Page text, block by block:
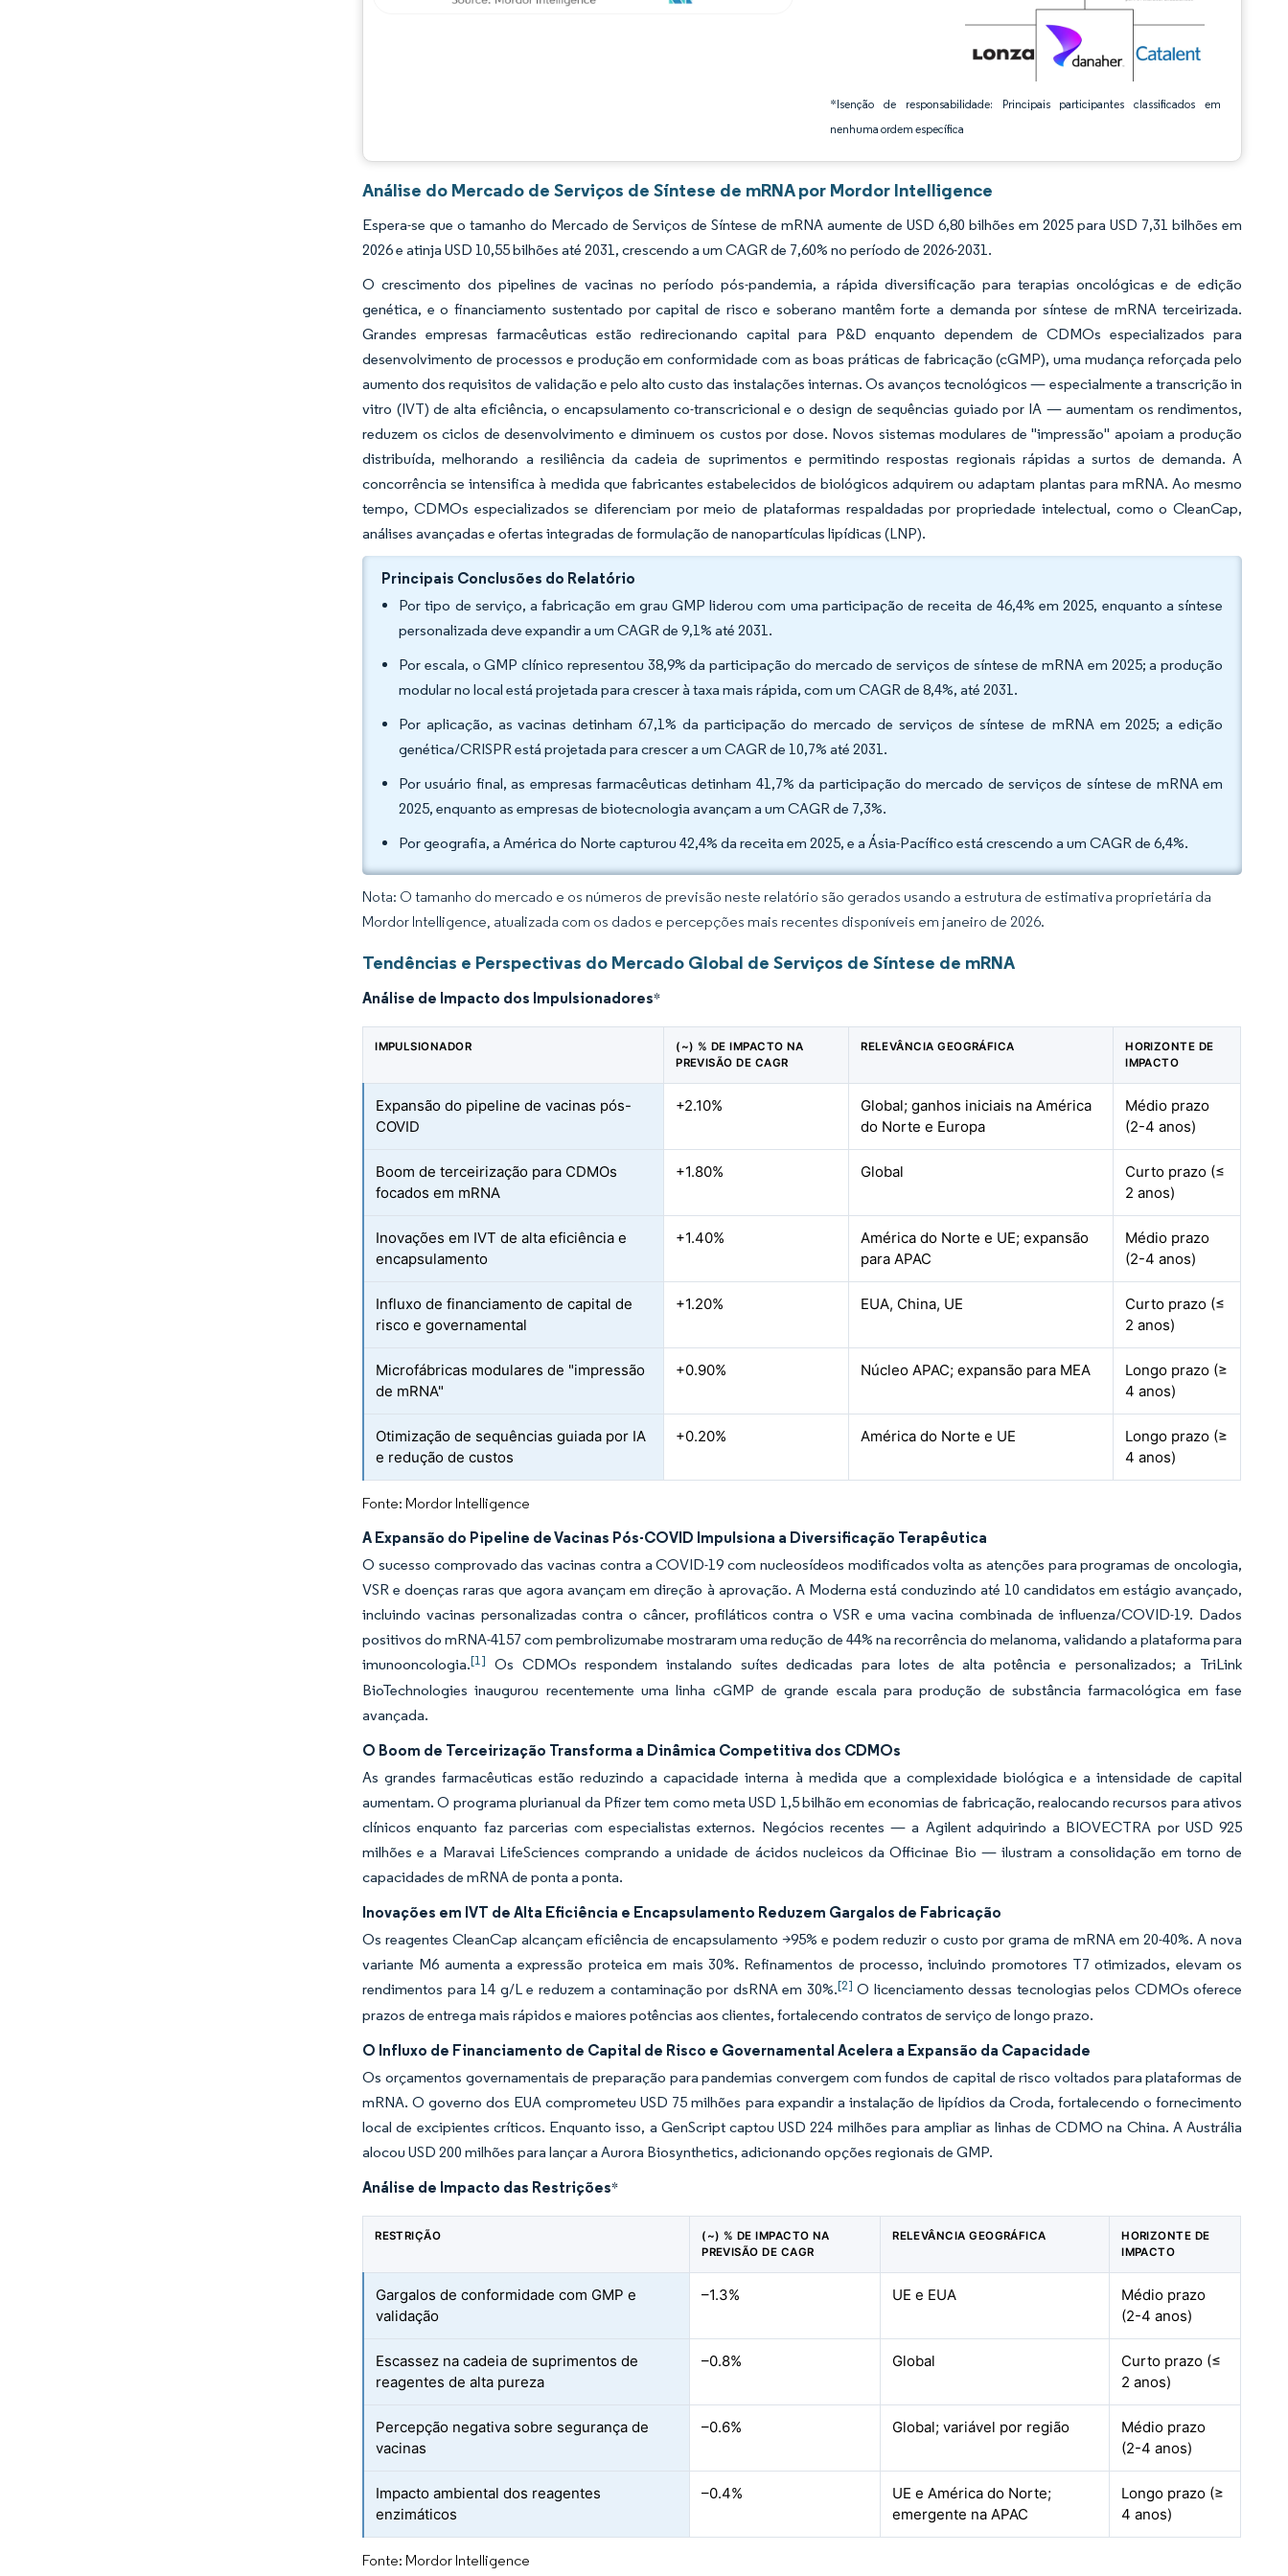
*Isenção de responsabilidade: Principais participantes classificados em
nenhuma ordem específica
Análise do Mercado de Serviços de Síntese de mRNA por Mordor Intelligence
Espera-se que o tamanho do Mercado de Serviços de Síntese de mRNA aumente de USD 6,80 bilhões em 2025 para USD 7,31 bilhões em
2026 e atinja USD 10,55 bilhões até 2031, crescendo a um CAGR de 7,60% no período de 2026-2031.
O crescimento dos pipelines de vacinas no período pós-pandemia, a rápida diversificação para terapias oncológicas e de edição
genética, e o financiamento sustentado por capital de risco e soberano mantêm forte a demanda por síntese de mRNA terceirizada.
Grandes empresas farmacêuticas estão redirecionando capital para P&D enquanto dependem de CDMOs especializados para
desenvolvimento de processos e produção em conformidade com as boas práticas de fabricação (cGMP), uma mudança reforçada pelo
aumento dos requisitos de validação e pelo alto custo das instalações internas. Os avanços tecnológicos — especialmente a transcrição in
vitro (IVT) de alta eficiência, o encapsulamento co-transcricional e o design de sequências guiado por IA — aumentam os rendimentos,
reduzem os ciclos de desenvolvimento e diminuem os custos por dose. Novos sistemas modulares de "impressão" apoiam a produção
distribuída, melhorando a resiliência da cadeia de suprimentos e permitindo respostas regionais rápidas a surtos de demanda. A
concorrência se intensifica à medida que fabricantes estabelecidos de biológicos adquirem ou adaptam plantas para mRNA. Ao mesmo
tempo, CDMOs especializados se diferenciam por meio de plataformas respaldadas por propriedade intelectual, como o CleanCap,
análises avançadas e ofertas integradas de formulação de nanopartículas lipídicas (LNP).
Principais Conclusões do Relatório
Por tipo de serviço, a fabricação em grau GMP liderou com uma participação de receita de 46,4% em 2025, enquanto a síntese
personalizada deve expandir a um CAGR de 9,1% até 2031.
Por escala, o GMP clínico representou 38,9% da participação do mercado de serviços de síntese de mRNA em 2025; a produção
modular no local está projetada para crescer à taxa mais rápida, com um CAGR de 8,4%, até 2031.
Por aplicação, as vacinas detinham 67,1% da participação do mercado de serviços de síntese de mRNA em 2025; a edição
genética/CRISPR está projetada para crescer a um CAGR de 10,7% até 2031.
Por usuário final, as empresas farmacêuticas detinham 41,7% da participação do mercado de serviços de síntese de mRNA em
2025, enquanto as empresas de biotecnologia avançam a um CAGR de 7,3%.
Por geografia, a América do Norte capturou 42,4% da receita em 2025, e a Ásia-Pacífico está crescendo a um CAGR de 6,4%.
Nota: O tamanho do mercado e os números de previsão neste relatório são gerados usando a estrutura de estimativa proprietária da
Mordor Intelligence, atualizada com os dados e percepções mais recentes disponíveis em janeiro de 2026.
Tendências e Perspectivas do Mercado Global de Serviços de Síntese de mRNA
Análise de Impacto dos Impulsionadores*
IMPULSIONADOR
(~) % DE IMPACTO NA
PREVISÃO DE CAGR
RELEVÂNCIA GEOGRÁFICA
HORIZONTE DE
IMPACTO
Expansão do pipeline de vacinas pós-
COVID
+2.10%
Global; ganhos iniciais na América
do Norte e Europa
Médio prazo
(2-4 anos)
Boom de terceirização para CDMOs
focados em mRNA
+1.80% Global
Curto prazo (≤
2 anos)
Inovações em IVT de alta eficiência e
encapsulamento
+1.40%
América do Norte e UE; expansão
para APAC
Médio prazo
(2-4 anos)
Influxo de financiamento de capital de
risco e governamental
+1.20% EUA, China, UE
Curto prazo (≤
2 anos)
Microfábricas modulares de "impressão
de mRNA"
+0.90% Núcleo APAC; expansão para MEA
Longo prazo (≥
4 anos)
Otimização de sequências guiada por IA
e redução de custos
+0.20% América do Norte e UE
Longo prazo (≥
4 anos)
Fonte: Mordor Intelligence
A Expansão do Pipeline de Vacinas Pós-COVID Impulsiona a Diversificação Terapêutica
O sucesso comprovado das vacinas contra a COVID-19 com nucleosídeos modificados volta as atenções para programas de oncologia,
VSR e doenças raras que agora avançam em direção à aprovação. A Moderna está conduzindo até 10 candidatos em estágio avançado,
incluindo vacinas personalizadas contra o câncer, profiláticos contra o VSR e uma vacina combinada de influenza/COVID-19. Dados
positivos do mRNA-4157 com pembrolizumabe mostraram uma redução de 44% na recorrência do melanoma, validando a plataforma para
imunooncologia.[1] Os CDMOs respondem instalando suítes dedicadas para lotes de alta potência e personalizados; a TriLink
BioTechnologies inaugurou recentemente uma linha cGMP de grande escala para produção de substância farmacológica em fase
avançada.
O Boom de Terceirização Transforma a Dinâmica Competitiva dos CDMOs
As grandes farmacêuticas estão reduzindo a capacidade interna à medida que a complexidade biológica e a intensidade de capital
aumentam. O programa plurianual da Pfizer tem como meta USD 1,5 bilhão em economias de fabricação, realocando recursos para ativos
clínicos enquanto faz parcerias com especialistas externos. Negócios recentes — a Agilent adquirindo a BIOVECTRA por USD 925
milhões e a Maravai LifeSciences comprando a unidade de ácidos nucleicos da Officinae Bio — ilustram a consolidação em torno de
capacidades de mRNA de ponta a ponta.
Inovações em IVT de Alta Eficiência e Encapsulamento Reduzem Gargalos de Fabricação
Os reagentes CleanCap alcançam eficiência de encapsulamento >95% e podem reduzir o custo por grama de mRNA em 20-40%. A nova
variante M6 aumenta a expressão proteica em mais 30%. Refinamentos de processo, incluindo promotores T7 otimizados, elevam os
rendimentos para 14 g/L e reduzem a contaminação por dsRNA em 30%.[2] O licenciamento dessas tecnologias pelos CDMOs oferece
prazos de entrega mais rápidos e maiores potências aos clientes, fortalecendo contratos de serviço de longo prazo.
O Influxo de Financiamento de Capital de Risco e Governamental Acelera a Expansão da Capacidade
Os orçamentos governamentais de preparação para pandemias convergem com fundos de capital de risco voltados para plataformas de
mRNA. O governo dos EUA comprometeu USD 75 milhões para expandir a instalação de lipídios da Croda, fortalecendo o fornecimento
local de excipientes críticos. Enquanto isso, a GenScript captou USD 224 milhões para ampliar as linhas de CDMO na China. A Austrália
alocou USD 200 milhões para lançar a Aurora Biosynthetics, adicionando opções regionais de GMP.
Análise de Impacto das Restrições*
RESTRIÇÃO
(~) % DE IMPACTO NA
PREVISÃO DE CAGR
RELEVÂNCIA GEOGRÁFICA
HORIZONTE DE
IMPACTO
Gargalos de conformidade com GMP e
validação
–1.3% UE e EUA
Médio prazo
(2-4 anos)
Escassez na cadeia de suprimentos de
reagentes de alta pureza
–0.8% Global
Curto prazo (≤
2 anos)
Percepção negativa sobre segurança de
vacinas
–0.6% Global; variável por região
Médio prazo
(2-4 anos)
Impacto ambiental dos reagentes
enzimáticos
–0.4%
UE e América do Norte;
emergente na APAC
Longo prazo (≥
4 anos)
Fonte: Mordor Intelligence